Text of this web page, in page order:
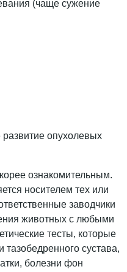
(чаще сужение
опухолевых
ознакомительным.
носителем тех или
заводчики
животных с любыми
тесты, которые
тазобедренного сустава,
болезни фон